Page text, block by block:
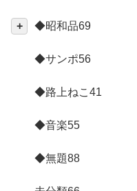
◆昭和品69
◆サンポ56
◆路上ねこ 41
◆音楽55
◆無題88